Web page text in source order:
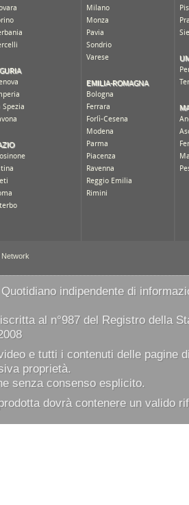
indipendente di
al n°987 del Registro della
e tutti i contenuti delle pagine
proprietà.
senza consenso esplicito.
dovrà contenere un valido